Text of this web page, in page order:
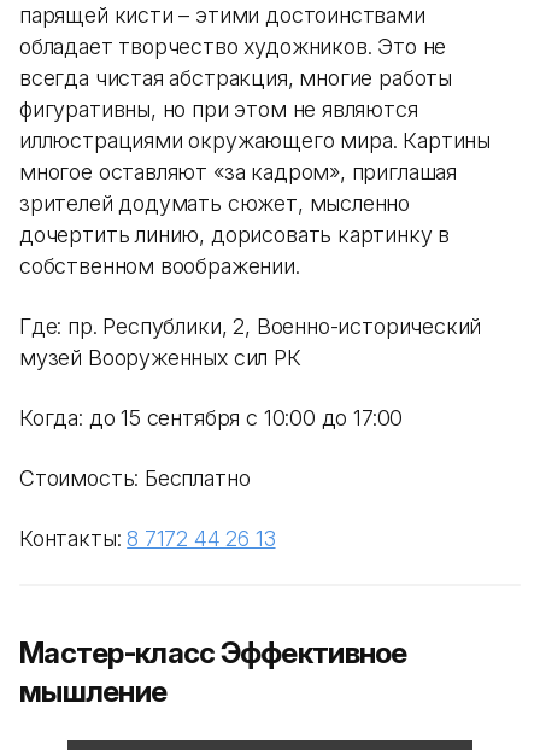
парящей кисти – этими достоинствами
обладает творчество художников. Это не
всегда чистая абстракция, многие работы
фигуративны, но при этом не являются
иллюстрациями окружающего мира. Картины
многое оставляют «за кадром», приглашая
зрителей додумать сюжет, мысленно
дочертить линию, дорисовать картинку в
собственном воображении.
Где: пр. Республики, 2, Военно-исторический
музей Вооруженных сил РК
Когда: до 15 сентября с 10:00 до 17:00
Стоимость: Бесплатно
Контакты:8 7172 44 26 13
Мастер-класс Эффективное
мышление